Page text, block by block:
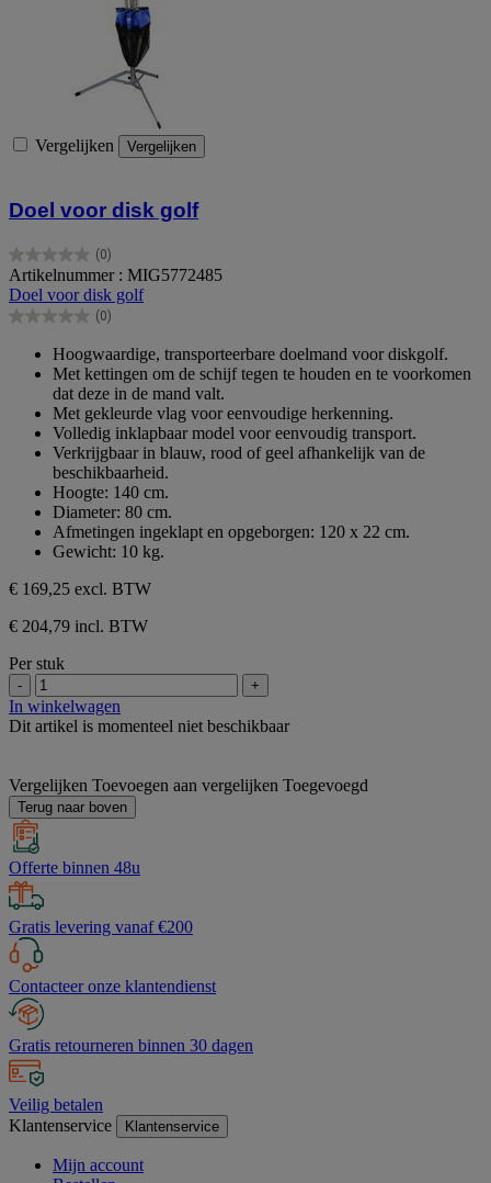
Vergelijken Vergelijken
Doel voor disk golf
(0)
0.0
van
de
5
Artikelnummer : MIG5772485
Doel voor disk golf
(0)
0.0
sterren.
Hoogwaardige, transporteerbare doelmand voor diskgolf.
Met kettingen om de schijf tegen te houden en te voorkomen
dat deze in de mand valt.
Met gekleurde vlag voor eenvoudige herkenning.
Volledig inklapbaar model voor eenvoudig transport.
Verkrijgbaar in blauw, rood of geel afhankelijk van de
beschikbaarheid.
Hoogte: 140 cm.
Diameter: 80 cm.
Afmetingen ingeklapt en opgeborgen: 120 x 22 cm.
Gewicht: 10 kg.
€ 169,25 excl. BTW
€ 204,79 incl. BTW
Per stuk
- +
In winkelwagen
Dit artikel is momenteel niet beschikbaar
Vergelijken Toevoegen aan vergelijken Toegevoegd
Terug naar boven
Offerte binnen 48u
Gratis levering vanaf €200
Contacteer onze klantendienst
Gratis retourneren binnen 30 dagen
Veilig betalen
Klantenservice
Klantenservice
Mijn account